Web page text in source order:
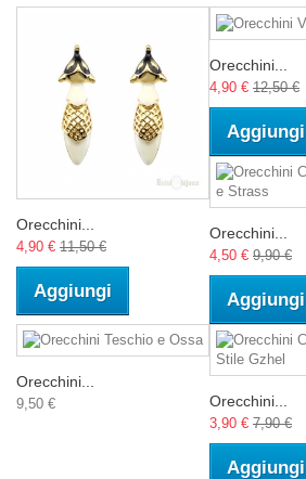
Orecchini...
4,90 € 11,50 €
Aggiungi
Orecchini...
4,90 € 12,50 €
Aggiungi
Orecchini...
4,50 € 9,90 €
Aggiungi
Orecchini...
9,50 € Orecchini...
3,90 € 7,90 €
Aggiungi